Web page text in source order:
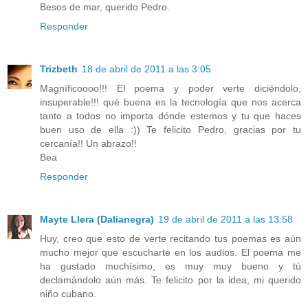
Besos de mar, querido Pedro.
Responder
Trizbeth 18 de abril de 2011 a las 3:05
Magníficoooo!!! El poema y poder verte diciéndolo,
insuperable!!! qué buena es la tecnología que nos acerca
tanto a todos no importa dónde estemos y tu que haces
buen uso de ella :)) Te felicito Pedro, gracias por tu
cercanía!! Un abrazo!!
Bea
Responder
Mayte Llera (Dalianegra) 19 de abril de 2011 a las 13:58
Huy, creo que esto de verte recitando tus poemas es aún
mucho mejor que escucharte en los audios. El poema me
ha gustado muchísimo, es muy muy bueno y tú
declamándolo aún más. Te felicito por la idea, mi querido
niño cubano.